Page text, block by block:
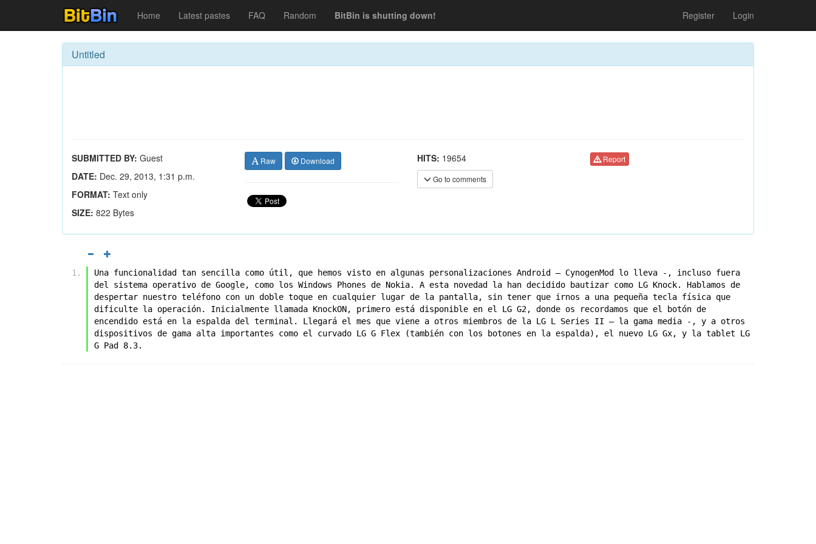
Home Latest pastes FAQ Random BitBin is shutting down! Register Login
Untitled
SUBMITTED BY: Guest
DATE: Dec. 29, 2013, 1:31 p.m.
FORMAT: Text only
SIZE: 822 Bytes
Raw Download HITS: 19654
Go to comments
Report
Una funcionalidad tan sencilla como útil, que hemos visto en algunas personalizaciones Android – CynogenMod lo lleva -, incluso fuera
del sistema operativo de Google, como los Windows Phones de Nokia. A esta novedad la han decidido bautizar como LG Knock. Hablamos de
despertar nuestro teléfono con un doble toque en cualquier lugar de la pantalla, sin tener que irnos a una pequeña tecla física que
dificulte la operación. Inicialmente llamada KnockON, primero está disponible en el LG G2, donde os recordamos que el botón de
encendido está en la espalda del terminal. Llegará el mes que viene a otros miembros de la LG L Series II – la gama media -, y a otros
dispositivos de gama alta importantes como el curvado LG G Flex (también con los botones en la espalda), el nuevo LG Gx, y la tablet LG
G Pad 8.3.